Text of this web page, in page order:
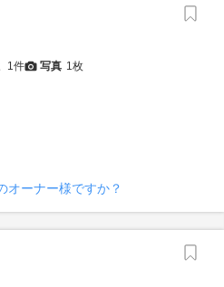
1件 写真 1枚
オーナー様ですか？